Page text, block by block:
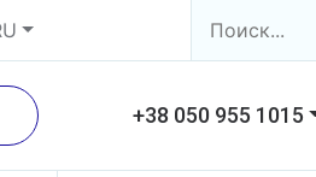
+38 050 955 1015